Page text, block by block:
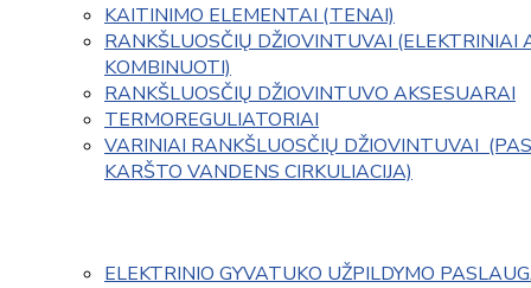
KAITINIMO ELEMENTAI (TENAI)
RANKŠLUOSČIŲ DŽIOVINTUVAI (ELEKTRINIAI
KOMBINUOTI)
RANKŠLUOSČIŲ DŽIOVINTUVO AKSESUARAI
TERMOREGULIATORIAI
VARINIAI RANKŠLUOSČIŲ DŽIOVINTUVAI
KARŠTO VANDENS CIRKULIACIJA)
ELEKTRINIO GYVATUKO UŽPILDYMO